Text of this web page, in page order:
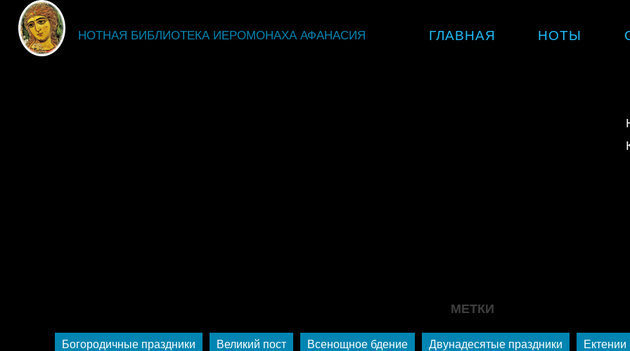
fdsgsdg
НОТНАЯ БИБЛИОТЕКА ИЕРОМОНАХА АФАНАСИЯ
ГЛАВНАЯ НОТЫ
МЕТКИ
Богородичные праздники Великий пост Всенощное бдение Двунадесятые праздники Ектении